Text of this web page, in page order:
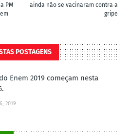
ainda não se vacinaram contra a
gripe
PM
POSTAGENS
Enem 2019 começam nesta
2019